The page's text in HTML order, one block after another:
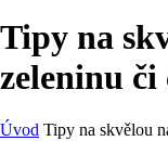
Tipy na
zeleninu
Úvod Tipy na skvělou